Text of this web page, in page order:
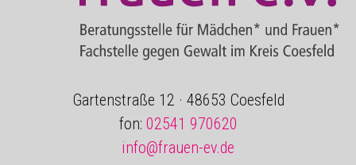
Gartenstraße 12 · 48653 Coesfeld
fon: 02541 970620
info@frauen-ev.de